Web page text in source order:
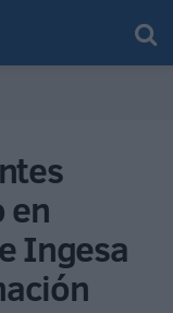
en
Ingesa